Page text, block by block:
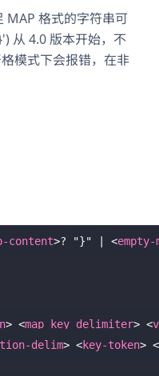
MAP 格式的字符串可
从 4.0 版本开始，不
模式下会报错，在非
content>? "}" | <empty-
> <map_key_delimiter> <
delim> <key-token> <